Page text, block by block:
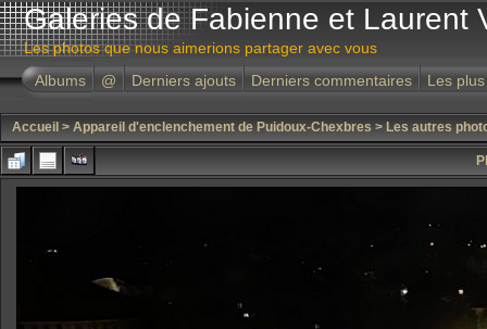
Galeries de Fabienne et Laurent
Les photos que nous aimerions partager avec vous
Albums
@ Derniers ajouts Derniers commentaires Les
Accueil > Appareil d'enclenchement de Puidoux-Chexbres > Les autres